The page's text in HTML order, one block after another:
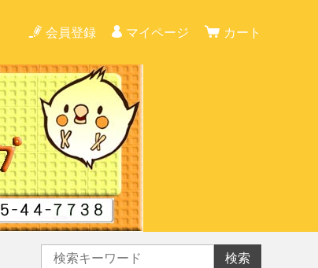
会員登録 マイページ カート
検索